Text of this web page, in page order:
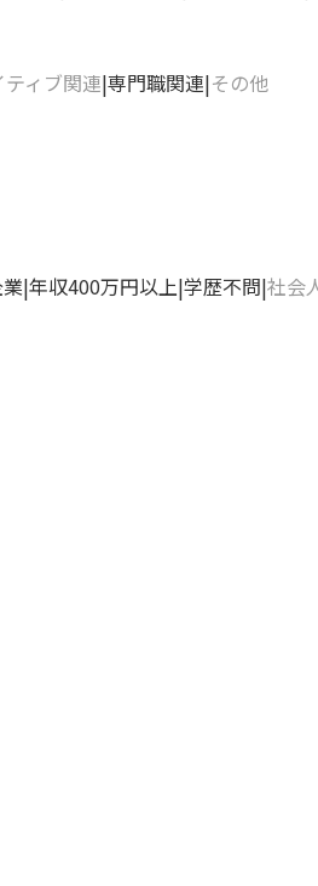
ィブ関連 専門職関連 その他
年収400万円以上 学歴不問 社会